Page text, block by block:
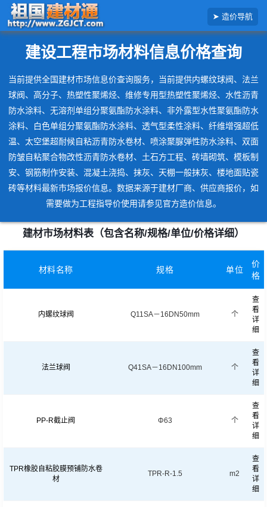
信
息
造价导航
建设工程市场材料信息价格查询
当前提供全国建材市场信息价查询服务，当前提供内螺纹球阀、 法兰
球阀、 高分子、 热塑性聚烯烃、 维修专用型热塑性聚烯烃、 水性沥青
防水涂料、 无溶剂单组分聚氨酯防水涂料、 非外露型水性聚氨酯防水
涂料、 白色单组分聚氨酯防水涂料、 透气型柔性涂料、 纤维增强超低
温、 太空堡超耐候自粘沥青防水卷材、 喷涂聚脲弹性防水涂料、 双面
防皱自粘聚合物改性沥青防水卷材、 土石方工程、 砖墙砌筑、 模板制
安、 钢筋制作安装、 混凝土浇捣、 抹灰、 天棚一般抹灰、 楼地面贴瓷
砖等材料最新市场报价信息。数据来源于建材厂商、供应商报价，如
需要做为工程指导价使用请参见官方造价信息。
建材市场材料表（包含名称/规格/单位/价格详细）
材料名称 规格 单位
价
格
内螺纹球阀 Q11SA－16DN50mm 个
查
看
详
细
法兰球阀 Q41SA－16DN100mm 个
查
看
详
细
PP-R截止阀 Φ63 个
查
看
详
细
TPR橡胶自粘胶膜预铺防水卷
材
TPR-R-1.5 m2
查
看
详
细